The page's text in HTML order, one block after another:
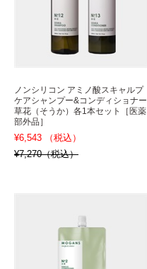
ノンシリコン アミノ酸スキャルプ
ケアシャンプー&コンディショナー
草花（そうか）各1本セット［医薬
部外品］
¥6,543 （税込）
¥7,270（税込）